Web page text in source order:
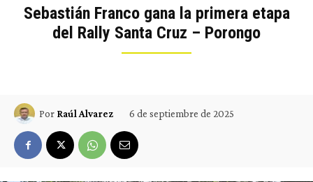
Sebastián Franco gana la primera etapa
del Rally Santa Cruz – Porongo
Por Raúl Alvarez 6 de septiembre de 2025